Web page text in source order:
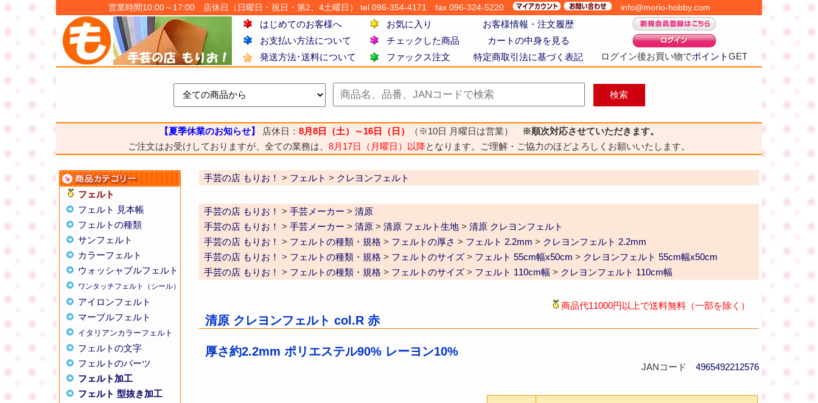
営業時間10:00～17:00 店休日（日曜日・祝日・第2、4土曜日） tel 096-354-4171 fax 096-324-5220 info@morio-hobby.com
はじめてのお客様へ お気に入り お客様情報・注文履歴
ログイン後お買い物でポイントGET
お支払い方法について チェックした商品
カートの中身を見る
発送方法･送料について
ファックス注文 特定商取引法に基づく表記
【夏季休業のお知らせ】 店休日： 8月8日（土）～16日（日） （※10日 月曜日は営業）
※順次対応させていただきます。
ご注文はお受けしておりますが、全ての業務は、 8月17日（月曜日）以降となります。ご理解・ご協力のほどよろしくお願いいたします。
フェルト
フェルト 見本帳
フェルトの種類
サンフェルト
カラーフェルト
ウォッシャブルフェルト
ワンタッチフェルト（シール）
アイロンフェルト
マーブルフェルト
イタリアンカラーフェルト
フェルトの文字
フェルトのパーツ
フェルト加工
フェルト 型抜き加工
手芸の店 もりお！ > フェルト > クレヨンフェルト
手芸の店 もりお！ > 手芸メーカー > 清原
手芸の店 もりお！ > 手芸メーカー > 清原 > 清原 フェルト生地 > 清原 クレヨンフェルト
手芸の店 もりお！ > フェルトの種類・規格 > フェルトの厚さ > フェルト 2.2mm > クレヨンフェルト 2.2mm
手芸の店 もりお！ > フェルトの種類・規格 > フェルトのサイズ > フェルト 55cm幅x50cm > クレヨンフェルト 55cm幅x50cm
手芸の店 もりお！ > フェルトの種類・規格 > フェルトのサイズ > フェルト 110cm幅 > クレヨンフェルト 110cm幅
商品代11000円以上で送料無料（一部を除く）
清原 クレヨンフェルト col.R 赤
厚さ約2.2mm ポリエステル90% レーヨン10%
JANコード 4965492212576